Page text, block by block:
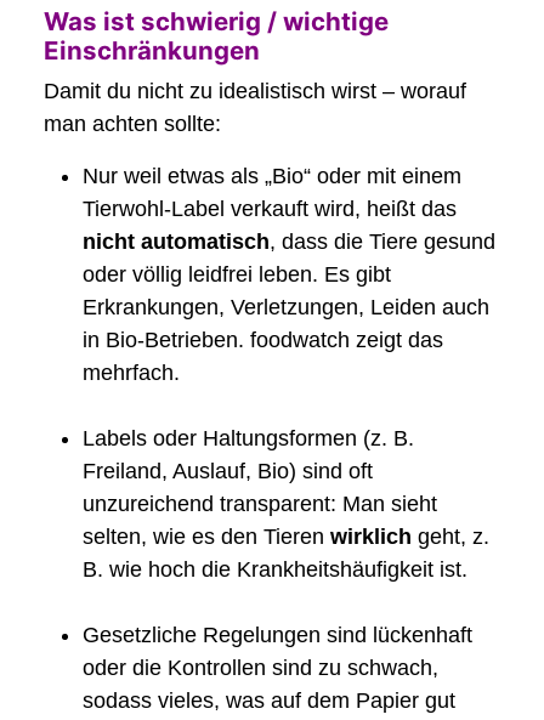
Was ist schwierig / wichtige
Einschränkungen
Damit du nicht zu idealistisch wirst – worauf
man achten sollte:
Nur weil etwas als „Bio“ oder mit einem
Tierwohl-Label verkauft wird, heißt das
nicht automatisch, dass die Tiere gesund
oder völlig leidfrei leben. Es gibt
Erkrankungen, Verletzungen, Leiden auch
in Bio-Betrieben. foodwatch zeigt das
mehrfach.
Labels oder Haltungsformen (z. B.
Freiland, Auslauf, Bio) sind oft
unzureichend transparent: Man sieht
selten, wie es den Tieren wirklich geht, z.
B. wie hoch die Krankheitshäufigkeit ist.
Gesetzliche Regelungen sind lückenhaft
oder die Kontrollen sind zu schwach,
sodass vieles, was auf dem Papier gut